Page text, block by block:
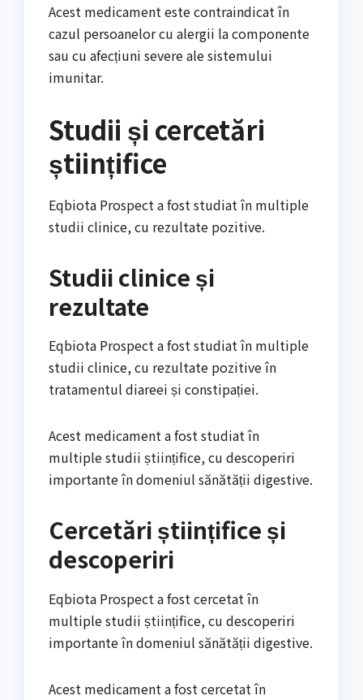
Acest medicament este contraindicat în
cazul persoanelor cu alergii la componente
sau cu afecțiuni severe ale sistemului
imunitar.
Studii și cercetări
științifice
Eqbiota Prospect a fost studiat în multiple
studii clinice, cu rezultate pozitive.
Studii clinice și
rezultate
Eqbiota Prospect a fost studiat în multiple
studii clinice, cu rezultate pozitive în
tratamentul diareei și constipației.
Acest medicament a fost studiat în
multiple studii științifice, cu descoperiri
importante în domeniul sănătății digestive.
Cercetări științifice și
descoperiri
Eqbiota Prospect a fost cercetat în
multiple studii științifice, cu descoperiri
importante în domeniul sănătății digestive.
Acest medicament a fost cercetat în